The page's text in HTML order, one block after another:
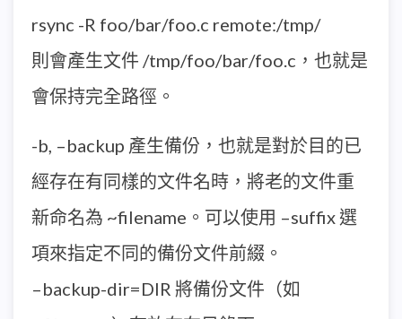
rsync -R foo/bar/foo.c remote:/tmp/
則會產生文件 /tmp/foo/bar/foo.c，也就是
會保持完全路徑。
-b, –backup 產生備份，也就是對於目的已
經存在有同樣的文件名時，將老的文件重
新命名為 ~filename。可以使用 –suffix 選
項來指定不同的備份文件前綴。
–backup-dir=DIR 將備份文件（如